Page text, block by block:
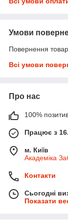
Умови
Повернення
Всі умови
Про нас
100%
Працює з
м. Київ
Академіка
Контакти
Сьогодні
Показати